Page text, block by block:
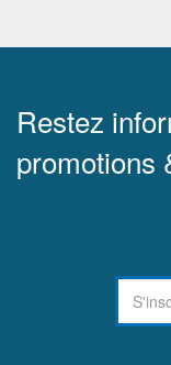
Restez
promotions